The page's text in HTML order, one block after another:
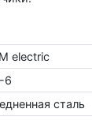
electric
6
сталь